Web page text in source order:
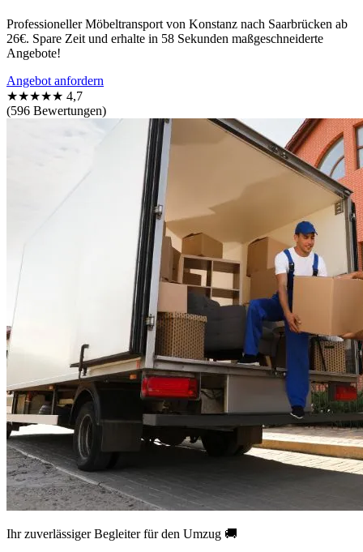
Professioneller Möbeltransport von Konstanz nach Saarbrücken ab
26€. Spare Zeit und erhalte in 58 Sekunden maßgeschneiderte
Angebote!
Angebot anfordern
★★★★★ 4,7
(596 Bewertungen)
Ihr zuverlässiger Begleiter für den Umzug 🚚